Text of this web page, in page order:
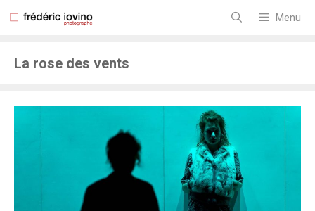
Menu
La rose des vents